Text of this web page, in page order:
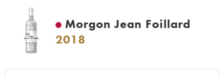
Morgon Jean Foillard
2018